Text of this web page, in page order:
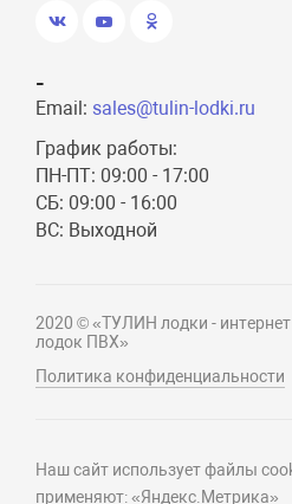
-
Email: sales@tulin-lodki.ru
График работы:
ПН-ПТ: 09:00 - 17:00
СБ: 09:00 - 16:00
ВС: Выходной
2020 © «ТУЛИН лодки -
лодок ПВХ»
Политика конфиденциальности
Наш сайт использует файлы
применяют: «Яндекс.Метрика»